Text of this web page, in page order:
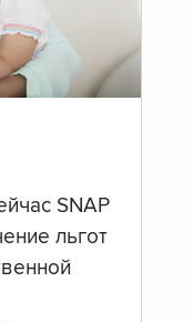
SNAP
льгот